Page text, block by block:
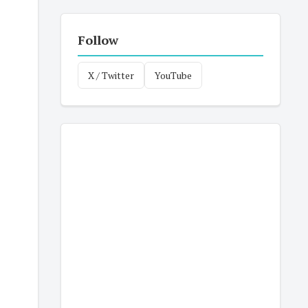
Follow
X / Twitter YouTube